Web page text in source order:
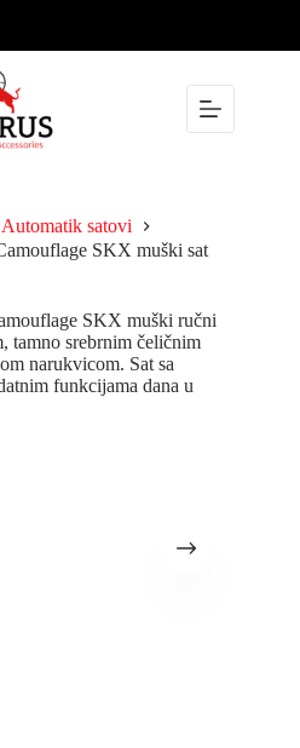
Automatik satovi
SKX muški sat